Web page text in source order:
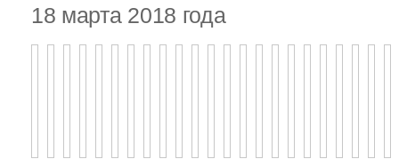
18 марта 2018 года